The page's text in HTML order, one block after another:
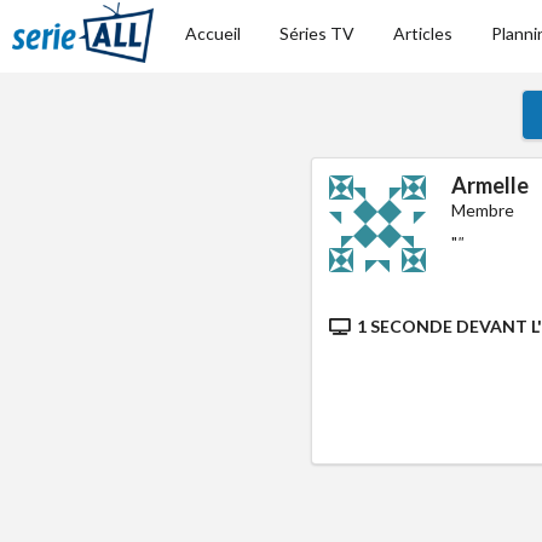
Accueil Séries TV Articles
Armelle
Membre
""
1 SECONDE DEVANT